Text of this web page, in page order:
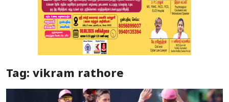
Tag: vikram rathore